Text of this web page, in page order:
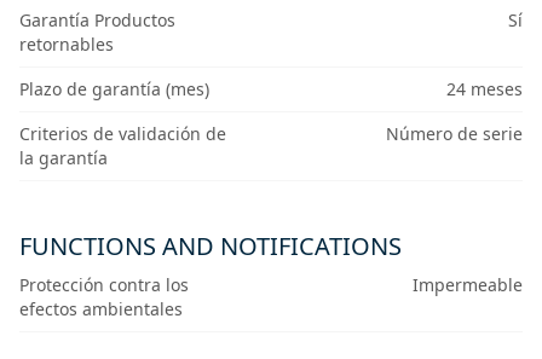
Garantía Productos
retornables
Sí
Plazo de garantía (mes)
24 meses
Criterios de validación de
la garantía
Número de serie
FUNCTIONS AND NOTIFICATIONS
Protección contra los
efectos ambientales
Impermeable